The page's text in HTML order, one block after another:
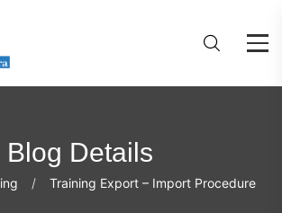
Blog Details
Training Export – Import Procedure